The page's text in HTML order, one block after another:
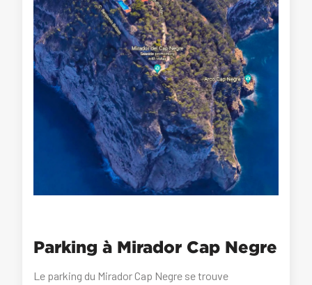
Parking à Mirador Cap Negre
Le parking du Mirador Cap Negre se trouve